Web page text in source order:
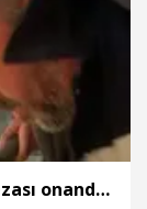
Figen'i öldüren eşinin 24 yıl hapis cezası onandı, kayınbiraderi ise tahliye edildi